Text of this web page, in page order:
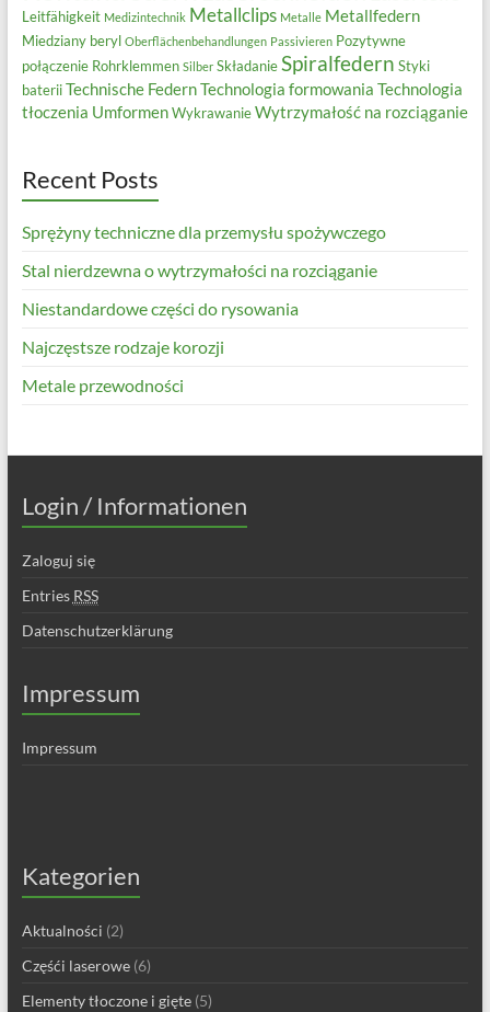
Leitfähigkeit Medizintechnik Metallclips Metalle Metallfedern
Miedziany beryl Oberflächenbehandlungen Passivieren Pozytywne
połączenie Rohrklemmen Silber Składanie Spiralfedern Styki
baterii Technische FedernTechnologia formowania Technologia
tłoczenia Umformen Wykrawanie Wytrzymałość na rozciąganie
Recent Posts
Sprężyny techniczne dla przemysłu spożywczego
Stal nierdzewna o wytrzymałości na rozciąganie
Niestandardowe części do rysowania
Najczęstsze rodzaje korozji
Metale przewodności
Login / Informationen
Zaloguj się
Entries RSS
Datenschutzerklärung
Impressum
Impressum
Kategorien
Aktualności (2)
Częśći laserowe(6)
Elementy tłoczone i gięte(5)